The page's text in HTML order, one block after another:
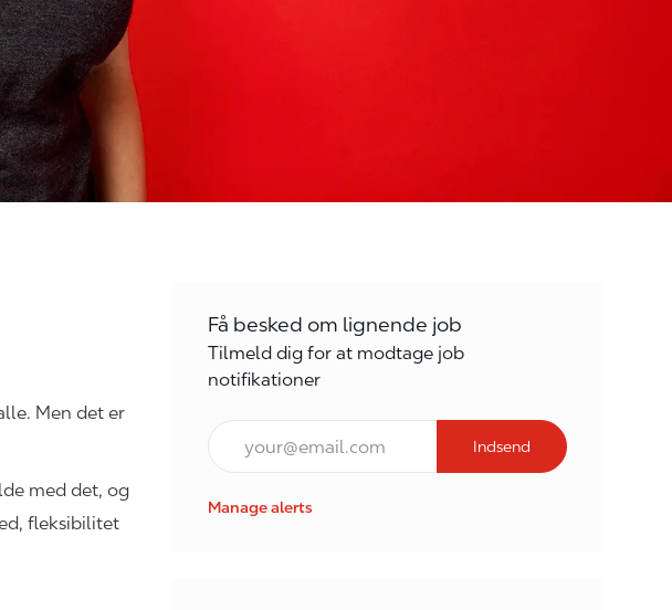
Men det er
med det, og
fleksibilitet
Få besked om lignende job
Tilmeld dig for at modtage job
notifikationer
E-mail*
Indsend
Manage alerts